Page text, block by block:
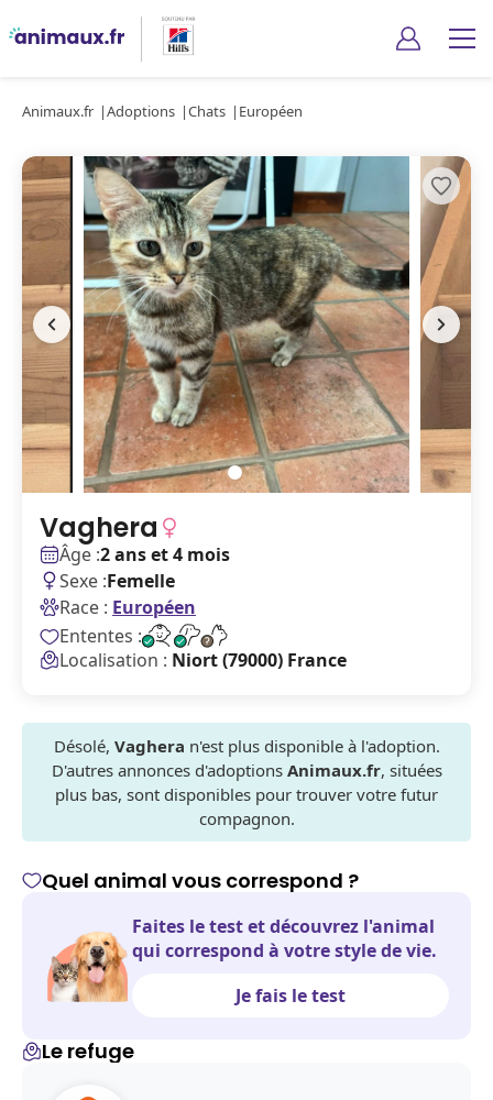
Animaux.fr Adoptions Chats Européen
Vaghera
Âge :2 ans et 4 mois
Sexe :Femelle
Race : Européen
Ententes :
Localisation : Niort (79000) France
Désolé, Vaghera n'est plus disponible à l'adoption.
D'autres annonces d'adoptions Animaux.fr, situées
plus bas, sont disponibles pour trouver votre futur
compagnon.
Quel animal vous correspond ?
Faites le test et découvrez l'animal
qui correspond à votre style de vie.
Je fais le test
Le refuge